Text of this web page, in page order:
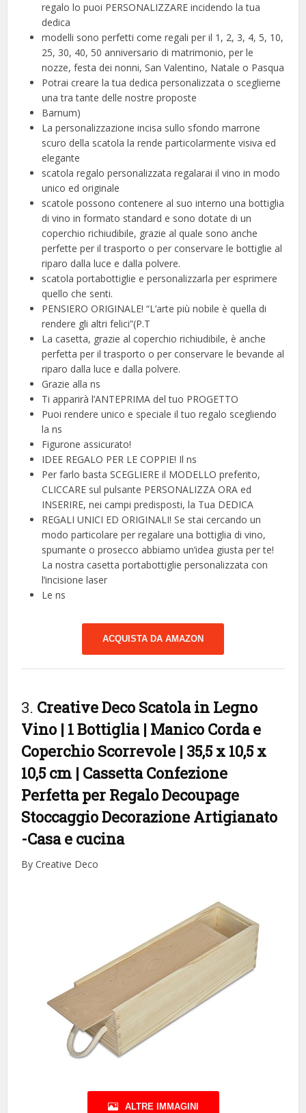
regalo lo puoi PERSONALIZZARE incidendo la tua
dedica
modelli sono perfetti come regali per il 1, 2, 3, 4, 5, 10,
25, 30, 40, 50 anniversario di matrimonio, per le
nozze, festa dei nonni, San Valentino, Natale o Pasqua
Potrai creare la tua dedica personalizzata o sceglierne
una tra tante delle nostre proposte
Barnum)
La personalizzazione incisa sullo sfondo marrone
scuro della scatola la rende particolarmente visiva ed
elegante
scatola regalo personalizzata regalarai il vino in modo
unico ed originale
scatole possono contenere al suo interno una bottiglia
di vino in formato standard e sono dotate di un
coperchio richiudibile, grazie al quale sono anche
perfette per il trasporto o per conservare le bottiglie al
riparo dalla luce e dalla polvere.
scatola portabottiglie e personalizzarla per esprimere
quello che senti.
PENSIERO ORIGINALE! “L’arte più nobile è quella di
rendere gli altri felici”(P.T
La casetta, grazie al coperchio richiudibile, è anche
perfetta per il trasporto o per conservare le bevande al
riparo dalla luce e dalla polvere.
Grazie alla ns
Ti apparirà l’ANTEPRIMA del tuo PROGETTO
Puoi rendere unico e speciale il tuo regalo scegliendo
la ns
Figurone assicurato!
IDEE REGALO PER LE COPPIE! Il ns
Per farlo basta SCEGLIERE il MODELLO preferito,
CLICCARE sul pulsante PERSONALIZZA ORA ed
INSERIRE, nei campi predisposti, la Tua DEDICA
REGALI UNICI ED ORIGINALI! Se stai cercando un
modo particolare per regalare una bottiglia di vino,
spumante o prosecco abbiamo un’idea giusta per te!
La nostra casetta portabottiglie personalizzata con
l’incisione laser
Le ns
ACQUISTA DA AMAZON
3. Creative Deco Scatola in Legno
Vino | 1 Bottiglia | Manico Corda e
Coperchio Scorrevole | 35,5 x 10,5 x
10,5 cm | Cassetta Confezione
Perfetta per Regalo Decoupage
Stoccaggio Decorazione Artigianato
-Casa e cucina
By Creative Deco
ALTRE IMMAGINI